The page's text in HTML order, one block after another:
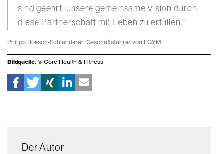
sind geehrt, unsere gemeinsame Vision durch
diese Partnerschaft mit Leben zu erfüllen."
Philipp Roesch-Schlanderer, Geschäftsführer von EGYM
Bildquelle: © Core Health & Fitness
Der Autor